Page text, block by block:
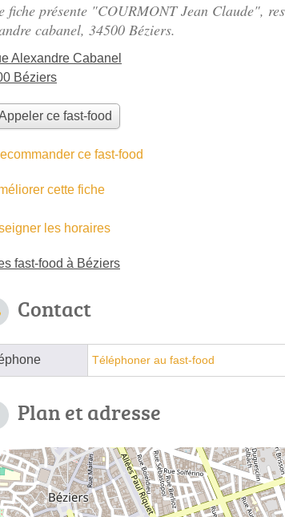
fiche présente "COURMONT Jean Claude",
cabanel, 34500 Béziers.
Alexandre Cabanel
Béziers
ce fast-food
ce fast-food
cette fiche
les horaires
fast-food à Béziers
Contact
Téléphoner au fast-food
Plan et adresse